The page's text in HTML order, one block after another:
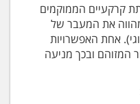
קרקעיים הממוקמים
את המעבר של
אחת האפשרויות
המזוהם ובכך מניעה